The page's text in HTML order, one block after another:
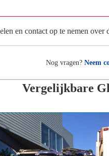
en contact op te nemen
Nog vragen? Neem
Vergelijkbare